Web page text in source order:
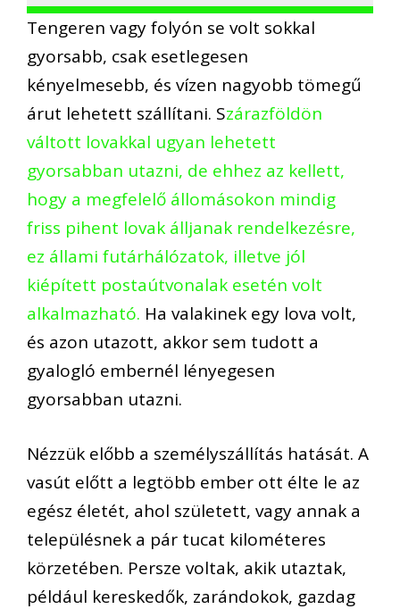
Tengeren vagy folyón se volt sokkal
gyorsabb, csak esetlegesen
kényelmesebb, és vízen nagyobb tömegű
árut lehetett szállítani. Szárazföldön
váltott lovakkal ugyan lehetett
gyorsabban utazni, de ehhez az kellett,
hogy a megfelelő állomásokon mindig
friss pihent lovak álljanak rendelkezésre,
ez állami futárhálózatok, illetve jól
kiépített postaútvonalak esetén volt
alkalmazható. Ha valakinek egy lova volt,
és azon utazott, akkor sem tudott a
gyalogló embernél lényegesen
gyorsabban utazni.
Nézzük előbb a személyszállítás hatását. A
vasút előtt a legtöbb ember ott élte le az
egész életét, ahol született, vagy annak a
településnek a pár tucat kilométeres
körzetében. Persze voltak, akik utaztak,
például kereskedők, zarándokok, gazdag